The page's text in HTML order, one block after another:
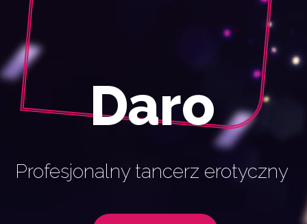
Daro
Profesjonalny tancerz erotyczny